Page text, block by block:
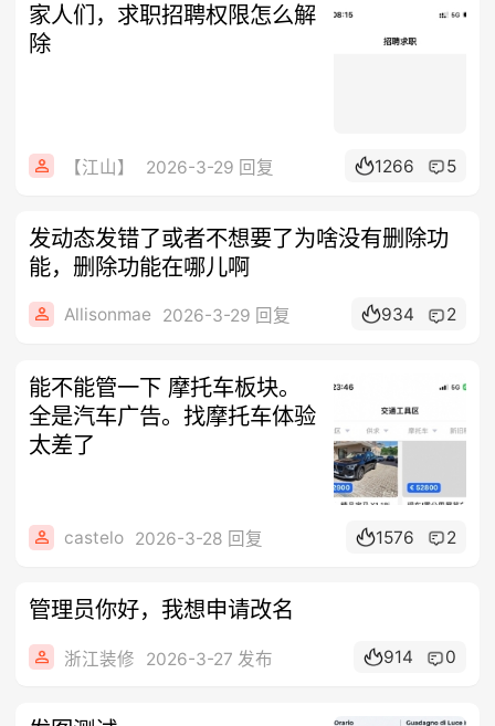
家人们，求职招聘权限怎么解
除
【江山】 2026-3-29 回复 1266 5
发动态发错了或者不想要了为啥没有删除功
能，删除功能在哪儿啊
Allisonmae 2026-3-29 回复 934 2
能不能管一下 摩托车板块。
全是汽车广告。找摩托车体验
太差了
castelo 2026-3-28 回复 1576 2
管理员你好，我想申请改名
浙江装修 2026-3-27 发布 914 0